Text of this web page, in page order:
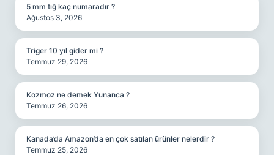
5 mm tığ kaç numaradır ?
Ağustos 3, 2026
Triger 10 yıl gider mi ?
Temmuz 29, 2026
Kozmoz ne demek Yunanca ?
Temmuz 26, 2026
Kanada’da Amazon’da en çok satılan ürünler nelerdir ?
Temmuz 25, 2026